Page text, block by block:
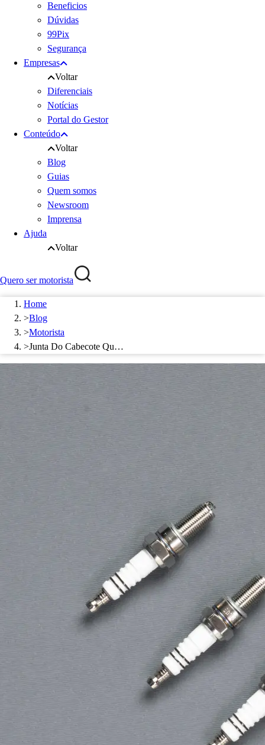
Beneficios
Dúvidas
99Pix
Segurança
Empresas
Voltar
Diferenciais
Notícias
Portal do Gestor
Conteúdo
Voltar
Blog
Guias
Quem somos
Newsroom
Imprensa
Ajuda
Voltar
Quero ser motorista
Home
>Blog
>Motorista
>Junta Do Cabecote Qu…